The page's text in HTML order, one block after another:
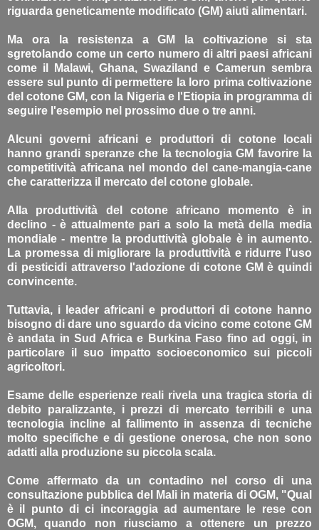
riguarda geneticamente modificato (GM) aiuti alimentari.
Ma ora la resistenza a GM la coltivazione si sta
sgretolando come un certo numero di altri paesi africani
come il Malawi, Ghana, Swaziland e Camerun sembra
essere sul punto di permettere la loro prima coltivazione
del cotone GM, con la Nigeria e l'Etiopia in programma di
seguire l'esempio nel prossimo due o tre anni.
Alcuni governi africani e produttori di cotone locali
hanno grandi speranze che la tecnologia GM favorire la
competitività africana nel mondo del cane-mangia-cane
che caratterizza il mercato del cotone globale.
Alla produttività del cotone africano momento è in
declino - è attualmente pari a solo la metà della media
mondiale - mentre la produttività globale è in aumento.
La promessa di migliorare la produttività e ridurre l'uso
di pesticidi attraverso l'adozione di cotone GM è quindi
convincente.
Tuttavia, i leader africani e produttori di cotone hanno
bisogno di dare uno sguardo da vicino come cotone GM
è andata in Sud Africa e Burkina Faso fino ad oggi, in
particolare il suo impatto socioeconomico sui piccoli
agricoltori.
Esame delle esperienze reali rivela una tragica storia di
debito paralizzante, i prezzi di mercato terribili e una
tecnologia incline al fallimento in assenza di tecniche
molto specifiche e di gestione onerosa, che non sono
adatti alla produzione su piccola scala.
Come affermato da un contadino nel corso di una
consultazione pubblica del Mali in materia di OGM, "Qual
è il punto di ci incoraggia ad aumentare le rese con
OGM, quando non riusciamo a ottenere un prezzo